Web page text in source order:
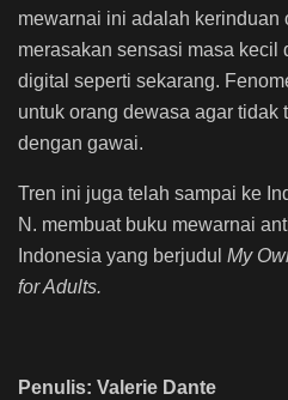
mewarnai ini adalah kerinduan
merasakan sensasi masa kecil
digital seperti sekarang.
untuk orang dewasa agar tidak
dengan gawai.
Tren ini juga telah sampai ke
N. membuat buku mewarnai
Indonesia yang berjudul My
for Adults.
Penulis: Valerie Dante